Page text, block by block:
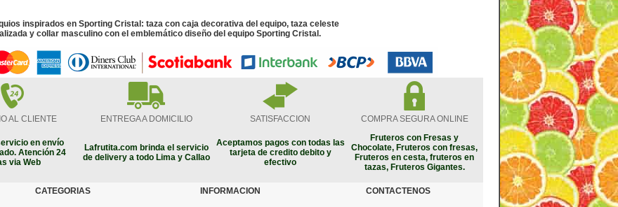
inspirados en Sporting Cristal: taza con caja decorativa del equipo, taza celeste
y collar masculino con el emblemático diseño del equipo Sporting Cristal.
AL CLIENTE ENTREGA A DOMICILIO SATISFACCION COMPRA SEGURA ONLINE
en envío
Atención 24
via Web
Lafrutita.com brinda el servicio
de delivery a todo Lima y Callao
Aceptamos pagos con todas las
tarjeta de credito debito y
efectivo
Fruteros con Fresas y
Chocolate, Fruteros con fresas,
Fruteros en cesta, fruteros en
tazas, Fruteros Gigantes.
CATEGORIAS INFORMACION CONTACTENOS